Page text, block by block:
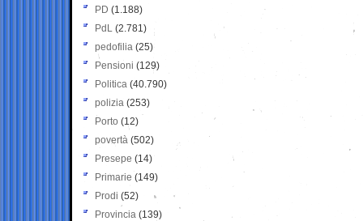
PD (1.188)
PdL (2.781)
pedofilia (25)
Pensioni (129)
Politica (40.790)
polizia (253)
Porto (12)
povertà (502)
Presepe (14)
Primarie (149)
Prodi (52)
Provincia (139)